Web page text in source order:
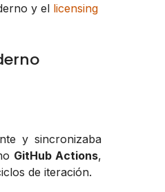
y el licensing
y sincronizaba
GitHub Actions,
de iteración.